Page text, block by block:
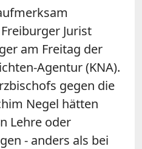
Jurist
am Freitag der
Agentur (KNA).
gegen die
Negel hätten
Lehre oder
- anders als bei